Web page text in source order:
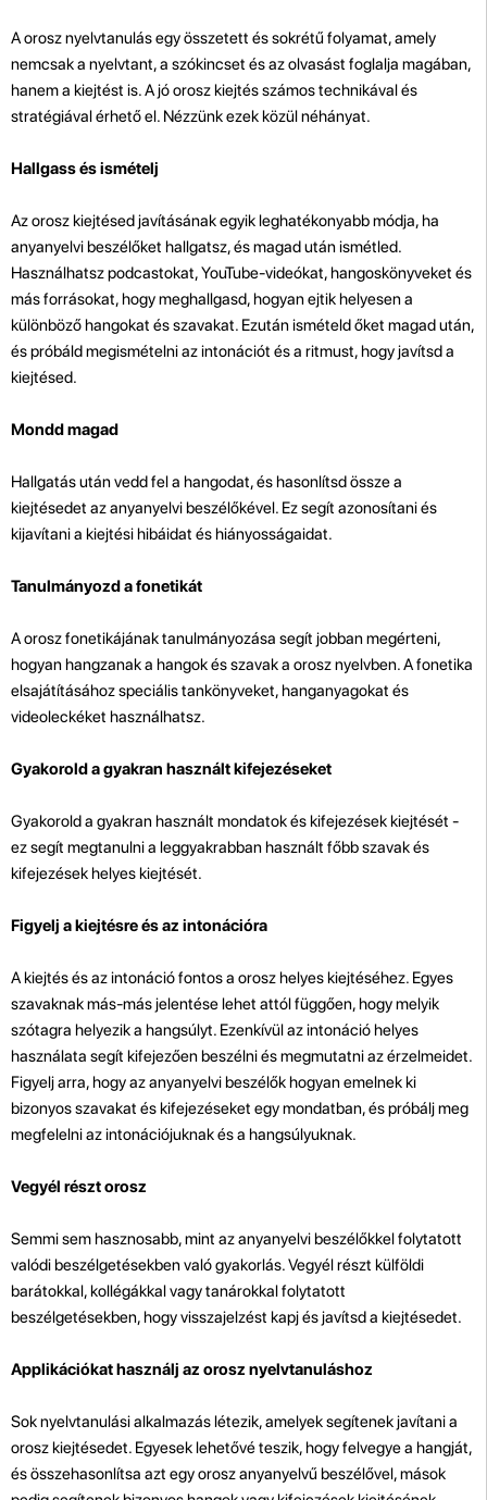
A orosz nyelvtanulás egy összetett és sokrétű folyamat, amely
nemcsak a nyelvtant, a szókincset és az olvasást foglalja magában,
hanem a kiejtést is. A jó orosz kiejtés számos technikával és
stratégiával érhető el. Nézzünk ezek közül néhányat.
Hallgass és ismételj
Az orosz kiejtésed javításának egyik leghatékonyabb módja, ha
anyanyelvi beszélőket hallgatsz, és magad után ismétled.
Használhatsz podcastokat, YouTube-videókat, hangoskönyveket és
más forrásokat, hogy meghallgasd, hogyan ejtik helyesen a
különböző hangokat és szavakat. Ezután ismételd őket magad után,
és próbáld megismételni az intonációt és a ritmust, hogy javítsd a
kiejtésed.
Mondd magad
Hallgatás után vedd fel a hangodat, és hasonlítsd össze a
kiejtésedet az anyanyelvi beszélőkével. Ez segít azonosítani és
kijavítani a kiejtési hibáidat és hiányosságaidat.
Tanulmányozd a fonetikát
A orosz fonetikájának tanulmányozása segít jobban megérteni,
hogyan hangzanak a hangok és szavak a orosz nyelvben. A fonetika
elsajátításához speciális tankönyveket, hanganyagokat és
videoleckéket használhatsz.
Gyakorold a gyakran használt kifejezéseket
Gyakorold a gyakran használt mondatok és kifejezések kiejtését -
ez segít megtanulni a leggyakrabban használt főbb szavak és
kifejezések helyes kiejtését.
Figyelj a kiejtésre és az intonációra
A kiejtés és az intonáció fontos a orosz helyes kiejtéséhez. Egyes
szavaknak más-más jelentése lehet attól függően, hogy melyik
szótagra helyezik a hangsúlyt. Ezenkívül az intonáció helyes
használata segít kifejezően beszélni és megmutatni az érzelmeidet.
Figyelj arra, hogy az anyanyelvi beszélők hogyan emelnek ki
bizonyos szavakat és kifejezéseket egy mondatban, és próbálj meg
megfelelni az intonációjuknak és a hangsúlyuknak.
Vegyél részt orosz
Semmi sem hasznosabb, mint az anyanyelvi beszélőkkel folytatott
valódi beszélgetésekben való gyakorlás. Vegyél részt külföldi
barátokkal, kollégákkal vagy tanárokkal folytatott
beszélgetésekben, hogy visszajelzést kapj és javítsd a kiejtésedet.
Applikációkat használj az orosz nyelvtanuláshoz
Sok nyelvtanulási alkalmazás létezik, amelyek segítenek javítani a
orosz kiejtésedet. Egyesek lehetővé teszik, hogy felvegye a hangját,
és összehasonlítsa azt egy orosz anyanyelvű beszélővel, mások